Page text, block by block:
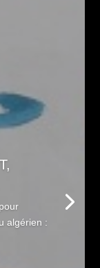
algérien :